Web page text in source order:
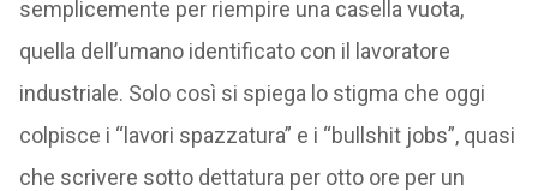
semplicemente per riempire una casella vuota,
quella dell’umano identificato con il lavoratore
industriale. Solo così si spiega lo stigma che oggi
colpisce i “lavori spazzatura” e i “bullshit jobs”, quasi
che scrivere sotto dettatura per otto ore per un